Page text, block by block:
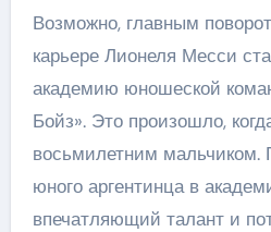
Возможно, главным
карьере Лионеля Месси
академию юношеской
Бойз». Это произошло,
восьмилетним мальчиком.
юного аргентинца в
впечатляющий талант и